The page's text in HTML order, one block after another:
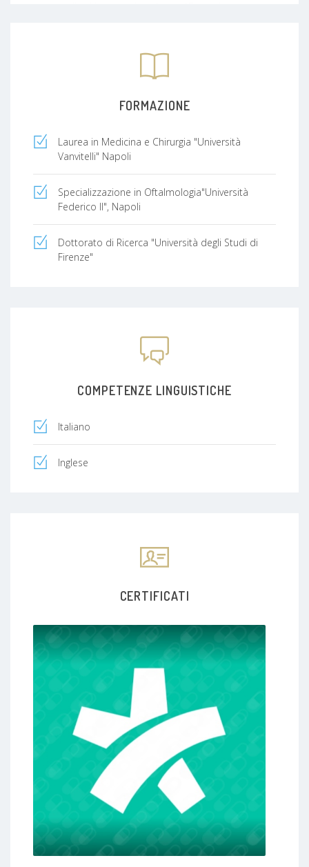
relatore a numerosi congressi e corsi italiani ed
- Ha acquisito inoltre specifiche competenze nell'
ambito della diagnosi e della gestione di patologie
della cornea, del segmento anteriore, nel
oculare
nonché della chirurgia della cataratta e del
segmento anteriore.
- Esperienza nell’esecuzione e refertazione di
OCT del segmento anteriore e posteriore,
topoaberrometria corneale, microscopia
endoteliale e confocale, pachimetria corneale,
campo
FORMAZIONE
Laurea in Medicina e Chirurgia "Università
Vanvitelli" Napoli
Specializzazione in Oftalmologia"Università
Federico II", Napoli
Dottorato di Ricerca "Università degli Studi di
Firenze"
COMPETENZE LINGUISTICHE
Italiano
Inglese
CERTIFICATI